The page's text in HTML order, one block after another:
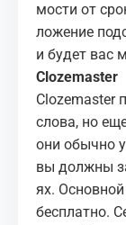
мо­сти от
ло­же­ние
и бу­дет вас
Cloze­mas­ter
Cloze­mas­ter
сло­ва, но
они обыч­но
вы долж­ны
ях.
бес­плат­но.